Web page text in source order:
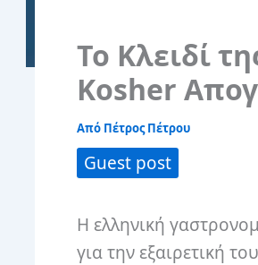
Το Κλειδί
Kosher
Από Πέτρος Πέτρου
Guest post
Η ελληνική
για την εξαιρετική